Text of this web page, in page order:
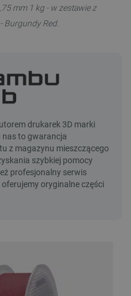
mm 1 kg - w zestawie z
Burgundy Red.